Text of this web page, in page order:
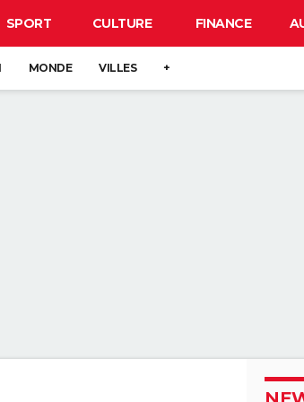
SPORT CULTURE FINANCE
MONDE VILLES +